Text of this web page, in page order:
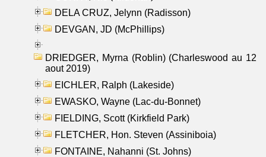
DELA CRUZ, Jelynn (Radisson)
DEVGAN, JD (McPhillips)
DRIEDGER, Myrna (Roblin) (Charleswood au 12
aout 2019)
EICHLER, Ralph (Lakeside)
EWASKO, Wayne (Lac-du-Bonnet)
FIELDING, Scott (Kirkfield Park)
FLETCHER, Hon. Steven (Assiniboia)
FONTAINE, Nahanni (St. Johns)